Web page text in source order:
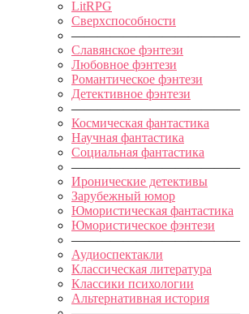
LitRPG
Сверхспособности
—————————————
Славянское фэнтези
Любовное фэнтези
Романтическое фэнтези
Детективное фэнтези
—————————————
Космическая фантастика
Научная фантастика
Социальная фантастика
—————————————
Иронические детективы
Зарубежный юмор
Юмористическая фантастика
Юмористическое фэнтези
—————————————
Аудиоспектакли
Классическая литература
Классики психологии
Альтернативная история